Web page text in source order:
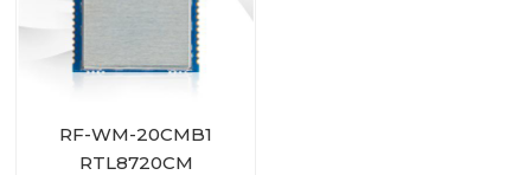
RF-WM-20CMB1
RTL8720CM